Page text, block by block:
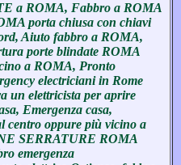
a ROMA, Fabbro a ROMA
porta chiusa con chiavi
Aiuto fabbro a ROMA,
porte blindate ROMA
a ROMA, Pronto
electriciani in Rome
un elettricista per aprire
Emergenza casa,
centro oppure più vicino a
SERRATURE ROMA
emergenza